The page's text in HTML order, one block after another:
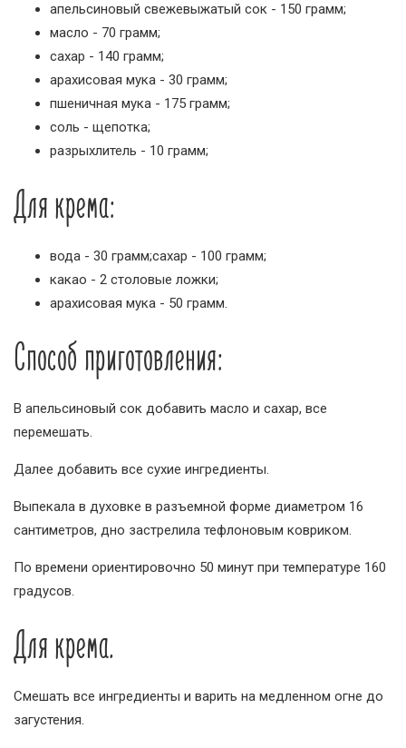
апельсиновый свежевыжатый сок - 150 грамм;
масло - 70 грамм;
сахар - 140 грамм;
арахисовая мука - 30 грамм;
пшеничная мука - 175 грамм;
соль - щепотка;
разрыхлитель - 10 грамм;
Для крема:
вода - 30 грамм;сахар - 100 грамм;
какао - 2 столовые ложки;
арахисовая мука - 50 грамм.
Способ приготовления:
В апельсиновый сок добавить масло и сахар, все
перемешать.
Далее добавить все сухие ингредиенты.
Выпекала в духовке в разъемной форме диаметром 16
сантиметров, дно застрелила тефлоновым ковриком.
По времени ориентировочно 50 минут при температуре 160
градусов.
Для крема.
Смешать все ингредиенты и варить на медленном огне до
загустения.